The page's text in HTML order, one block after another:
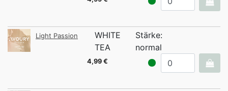
Light Passion
WHITE
TEA
Stärke:
normal
4,99 €